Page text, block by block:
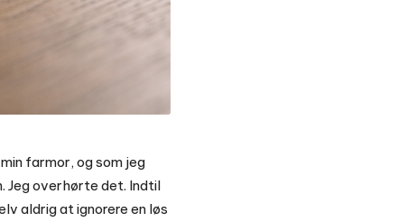
farmor, og som jeg
Jeg overhørte det. Indtil
aldrig at ignorere en løs